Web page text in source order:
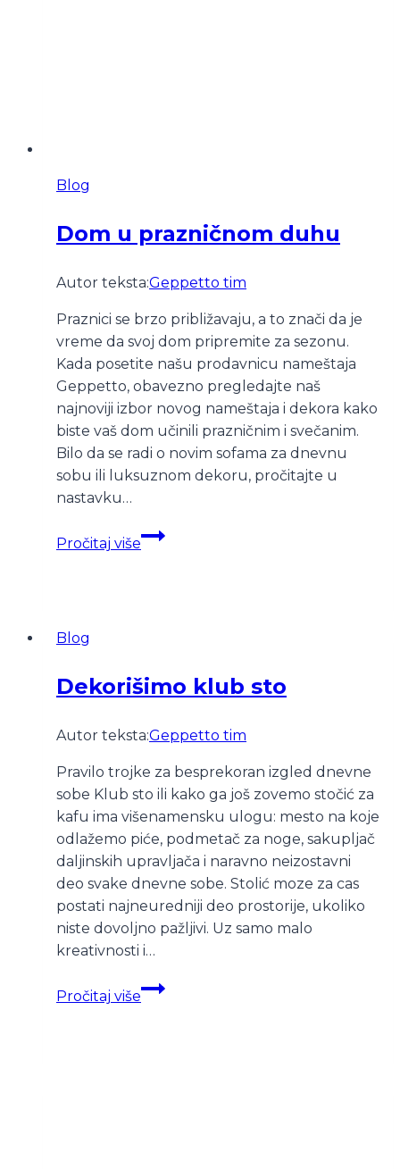
Blog
Dom u prazničnom duhu
Autor teksta:Geppetto tim
Praznici se brzo približavaju, a to znači da je
vreme da svoj dom pripremite za sezonu.
Kada posetite našu prodavnicu nameštaja
Geppetto, obavezno pregledajte naš
najnoviji izbor novog nameštaja i dekora kako
biste vaš dom učinili prazničnim i svečanim.
Bilo da se radi o novim sofama za dnevnu
sobu ili luksuznom dekoru, pročitajte u
nastavku…
Pročitaj više
Dom
Blog
Dekorišimo klub sto
Autor teksta:Geppetto tim
Pravilo trojke za besprekoran izgled dnevne
sobe Klub sto ili kako ga još zovemo stočić za
kafu ima višenamensku ulogu: mesto na koje
odlažemo piće, podmetač za noge, sakupljač
daljinskih upravljača i naravno neizostavni
deo svake dnevne sobe. Stolić moze za cas
postati najneuredniji deo prostorije, ukoliko
niste dovoljno pažljivi. Uz samo malo
kreativnosti i…
Pročitaj više
Dekorišimo